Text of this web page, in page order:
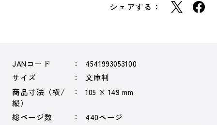
シェアする：
JANコード
4541993053100
サイズ
文庫判
商品寸法（横/
縦）
105 × 149 mm
総ページ数
440ページ